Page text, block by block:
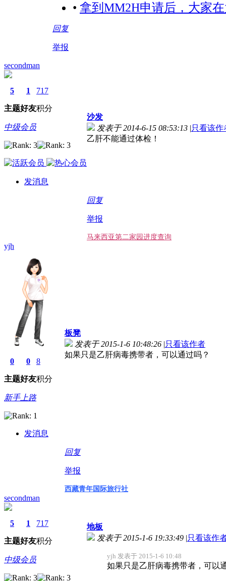
• 拿到MM2H申请后，大家
回复
举报
secondman
5
主题
1
好友
717
积分
中级会员
发消息
沙发
发表于 2014-6-15 08:53:13 |只看该作
乙肝不能通过体检！
回复
举报
马来西亚第二家园进度查询
yjh
0
主题
0
好友
8
积分
新手上路
发消息
板凳
发表于 2015-1-6 10:48:26 |只看该作者
如果只是乙肝病毒携带者，可以通过吗？
回复
举报
西藏青年国际旅行社
secondman
5
主题
1
好友
717
积分
中级会员
地板
发表于 2015-1-6 19:33:49 |只看该作
yjh 发表于 2015-1-6 10:48
如果只是乙肝病毒携带者，可以